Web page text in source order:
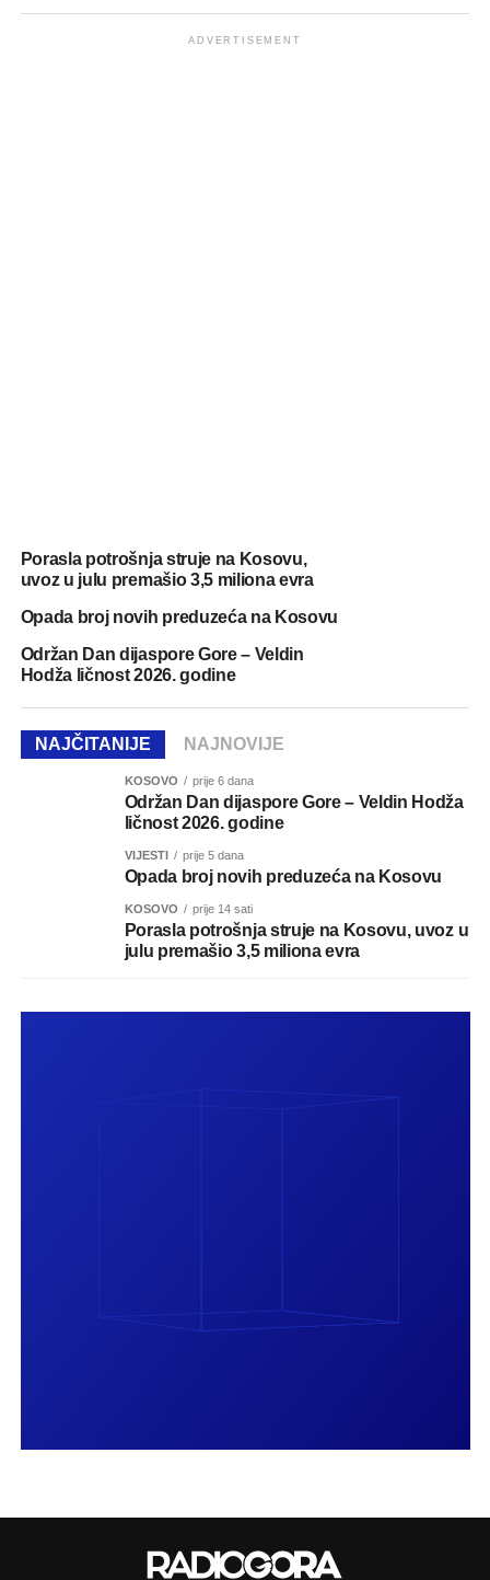
ADVERTISEMENT
Porasla potrošnja struje na Kosovu,
uvoz u julu premašio 3,5 miliona evra
Opada broj novih preduzeća na Kosovu
Održan Dan dijaspore Gore – Veldin
Hodža ličnost 2026. godine
NAJČITANIJE NAJNOVIJE
KOSOVO prije 6 dana
Održan Dan dijaspore Gore – Veldin Hodža
ličnost 2026. godine
VIJESTI prije 5 dana
Opada broj novih preduzeća na Kosovu
KOSOVO prije 14 sati
Porasla potrošnja struje na Kosovu, uvoz u
julu premašio 3,5 miliona evra